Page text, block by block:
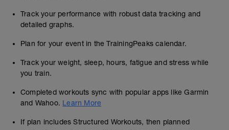
Track your performance with robust data tracking and
detailed graphs.
Plan for your event in the TrainingPeaks calendar.
Track your weight, sleep, hours, fatigue and stress while
you train.
Completed workouts sync with popular apps like Garmin
and Wahoo. Learn More
If plan includes Structured Workouts, then planned